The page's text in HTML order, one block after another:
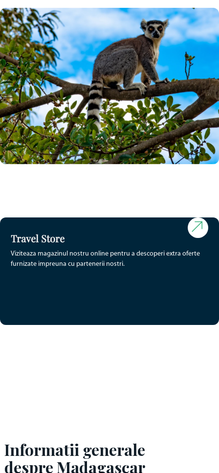
Travel Store
Viziteaza magazinul nostru online pentru a descoperi extra oferte
furnizate impreuna cu partenerii nostri.
Informatii generale
despre Madagascar